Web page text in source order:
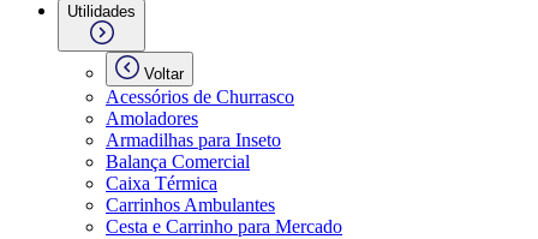
Utilidades
Voltar
Acessórios de Churrasco
Amoladores
Armadilhas para Inseto
Balança Comercial
Caixa Térmica
Carrinhos Ambulantes
Cesta e Carrinho para Mercado